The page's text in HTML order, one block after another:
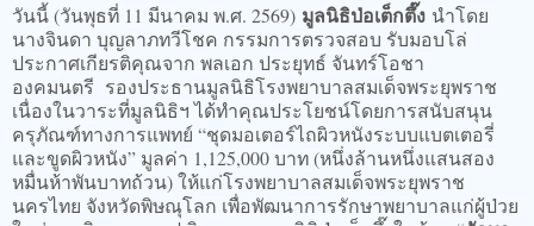
วันนี้ (วันพุธที่ 11 มีนาคม พ.ศ. 2569) มูลนิธิป่อเต็กตึ๊ง นำโดย
นางจินดา บุญลาภทวีโชค กรรมการตรวจสอบ รับมอบโล่
ประกาศเกียรติคุณจาก พลเอก ประยุทธ์ จันทร์โอชา
องคมนตรี รองประธานมูลนิธิโรงพยาบาลสมเด็จพระยุพราช
เนื่องในวาระที่มูลนิธิฯ ได้ทำคุณประโยชน์โดยการสนับสนุน
ครุภัณฑ์ทางการแพทย์ “ชุดมอเตอร์ไถผิวหนังระบบแบตเตอรี่
และขูดผิวหนัง” มูลค่า 1,125,000 บาท (หนึ่งล้านหนึ่งแสนสอง
หมื่นห้าพันบาทถ้วน) ให้แก่โรงพยาบาลสมเด็จพระยุพราช
นครไทย จังหวัดพิษณุโลก เพื่อพัฒนาการรักษาพยาบาลแก่ผู้ป่วย